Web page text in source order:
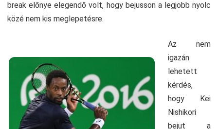
break előnye elegendő volt, hogy bejusson a legjobb nyolc
közé nem kis meglepetésre.
Az nem
igazán
lehetett
kérdés,
hogy Kei
Nishikori
bejut a